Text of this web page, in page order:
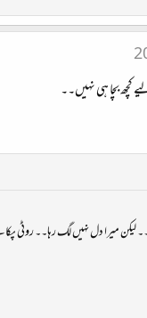
کچھ بچا ہی نہیں۔۔
لیکن میرا دل نہیں لگ رہا۔۔